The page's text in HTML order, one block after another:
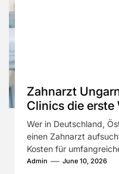
Zahnarzt
Clinics die erste
Wer in Deutschland,
einen Zahnarzt
Kosten für
enorm....
Admin June 10, 2026